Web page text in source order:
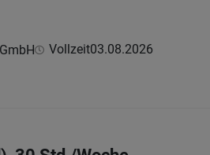
Vollzeit03.08.2026